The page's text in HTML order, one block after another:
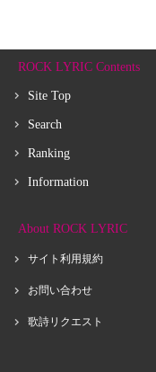
ROCK LYRIC Contents
Site Top
Search
Ranking
Information
About ROCK LYRIC
サイト利用規約
お問い合わせ
歌詩リクエスト